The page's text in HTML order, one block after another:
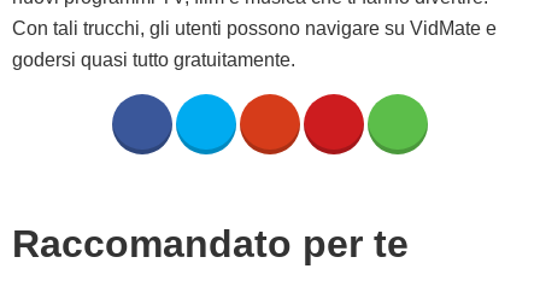
Con tali trucchi, gli utenti possono navigare su VidMate e
godersi quasi tutto gratuitamente.
Raccomandato per te